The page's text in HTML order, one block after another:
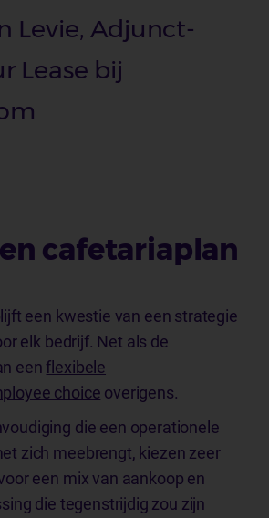
Levie, Adjunct-
Lease bij
cafetariaplan
een kwestie van een strategie
elk bedrijf. Net als de
een flexibele
choice overigens.
die een operationele
zich meebrengt, kiezen zeer
een mix van aankoop en
die tegenstrijdig zou zijn